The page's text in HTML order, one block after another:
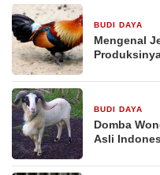
BUDI DAYA
Mengenal
BUDI DAYA
Domba
Asli